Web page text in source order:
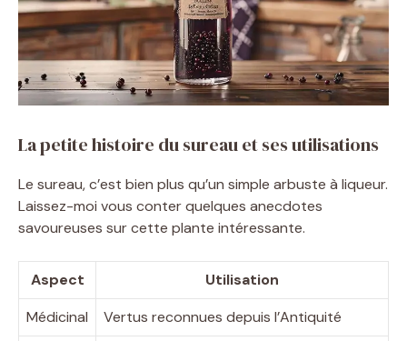
La petite histoire du sureau et ses utilisations
Le sureau, c’est bien plus qu’un simple arbuste à liqueur.
Laissez-moi vous conter quelques anecdotes
savoureuses sur cette plante intéressante.
Aspect
Utilisation
Médicinal
Vertus reconnues depuis l’Antiquité